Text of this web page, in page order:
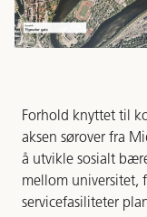
Forhold knyttet til
aksen sørover fra
å utvikle sosialt
mellom universitet,
servicefasiliteter